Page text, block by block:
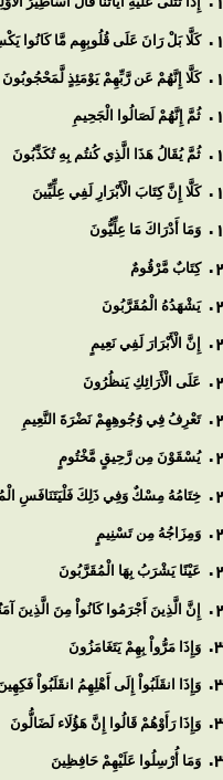
كَلَّا بَلْ رَانَ عَلَى قُلُوبِهِم مَّا كَانُوا
كَلَّا إِنَّهُمْ عَن رَّبِّهِمْ يَوْمَئِذٍ لَّمَحْجُوبُونَ
ثُمَّ إِنَّهُمْ لَصَالُوا الْجَحِيمِ
ثُمَّ يُقَالُ هَذَا الَّذِي كُنتُم بِهِ تُكَذِّبُونَ
كَلَّا إِنَّ كِتَابَ الْأَبْرَارِ لَفِي عِلِّيِّينَ
وَمَا أَدْرَاكَ مَا عِلِّيُّونَ
كِتَابٌ مَّرْقُومٌ
يَشْهَدُهُ الْمُقَرَّبُونَ
إِنَّ الْأَبْرَارَ لَفِي نَعِيمٍ
عَلَى الْأَرَائِكِ يَنظُرُونَ
تَعْرِفُ فِي وُجُوهِهِمْ نَضْرَةَ النَّعِيمِ
يُسْقَوْنَ مِن رَّحِيقٍ مَّخْتُومٍ
خِتَامُهُ مِسْكٌ وَفِي ذَلِكَ فَلْيَتَنَافَسِ
وَمِزَاجُهُ مِن تَسْنِيمٍ
عَيْنًا يَشْرَبُ بِهَا الْمُقَرَّبُونَ
إِنَّ الَّذِينَ أَجْرَمُوا كَانُواْ مِنَ الَّذِينَ
وَإِذَا مَرُّواْ بِهِمْ يَتَغَامَزُونَ
وَإِذَا انقَلَبُواْ إِلَى أَهْلِهِمُ انقَلَبُواْ
وَإِذَا رَأَوْهُمْ قَالُوا إِنَّ هَؤُلَاء لَضَالُّونَ
وَمَا أُرْسِلُوا عَلَيْهِمْ حَافِظِينَ